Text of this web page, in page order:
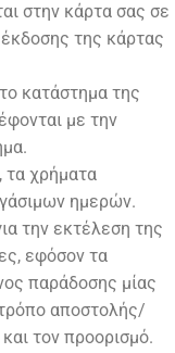
στην κάρτα σας σε
της κάρτας
κατάστημα της
με την
τα χρήματα
ημερών.
την εκτέλεση της
εφόσον τα
παράδοσης μίας
αποστολής/
τον προορισμό.